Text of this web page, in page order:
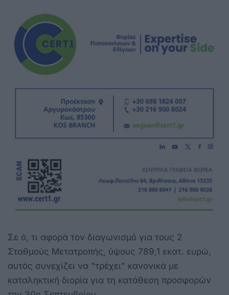
Σε ό, τι αφορά τον διαγωνισμό για τους 2
Σταθμούς Μετατροπής, ύψους 789,1 εκατ. ευρώ,
αυτός συνεχίζει να "τρέχει" κανονικά με
καταληκτική διορία για τη κατάθεση προσφορών